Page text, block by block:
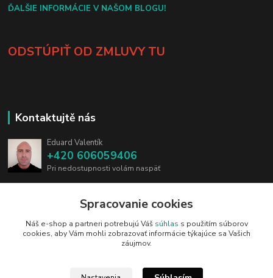
ĎALŠIE INFORMÁCIE V NAŠOM BLOGU!
ODSTÚPIŤ OD ZMLUVY TU
Kontaktujtě nás
Eduard Valentík
+420 606059406
Pri nedostupnosti volám naspäť
Spracovanie cookies
Náš e-shop a partneri potrebujú Váš súhlas s použitím súborov
cookies, aby Vám mohli zobrazovať informácie týkajúce sa Vašich
záujmov.